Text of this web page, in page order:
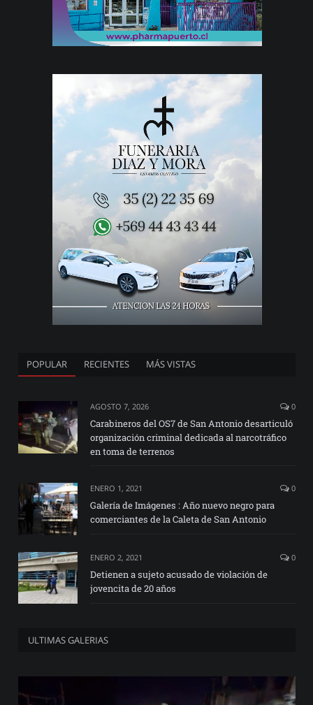
POPULAR RECIENTES MÁS VISTAS
AGOSTO 7, 2026 0
Carabineros del OS7 de San Antonio desarticuló
organización criminal dedicada al narcotráfico
en toma de terrenos
ENERO 1, 2021 0
Galería de Imágenes : Año nuevo negro para
comerciantes de la Caleta de San Antonio
ENERO 2, 2021 0
Detienen a sujeto acusado de violación de
jovencita de 20 años
ULTIMAS GALERIAS